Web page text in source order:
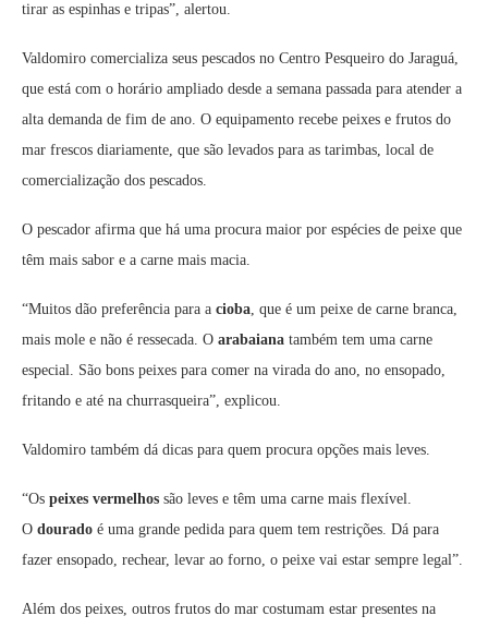
tirar as espinhas e tripas”, alertou.
Valdomiro comercializa seus pescados no Centro Pesqueiro do Jaraguá,
que está com o horário ampliado desde a semana passada para atender a
alta demanda de fim de ano. O equipamento recebe peixes e frutos do
mar frescos diariamente, que são levados para as tarimbas, local de
comercialização dos pescados.
O pescador afirma que há uma procura maior por espécies de peixe que
têm mais sabor e a carne mais macia.
“Muitos dão preferência para a cioba, que é um peixe de carne branca,
mais mole e não é ressecada. O arabaiana também tem uma carne
especial. São bons peixes para comer na virada do ano, no ensopado,
fritando e até na churrasqueira”, explicou.
Valdomiro também dá dicas para quem procura opções mais leves.
“Os peixes vermelhos são leves e têm uma carne mais flexível.
O dourado é uma grande pedida para quem tem restrições. Dá para
fazer ensopado, rechear, levar ao forno, o peixe vai estar sempre legal”.
Além dos peixes, outros frutos do mar costumam estar presentes na